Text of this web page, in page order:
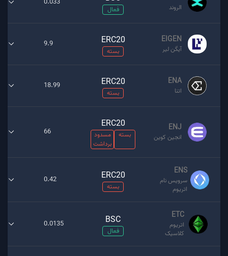
الروند فعال
EIGEN
آیگن لیر
ERC20
بسته
9.9
ENA
اتنا
ERC20
بسته
18.99
ENJ
انجین کوین
ERC20
بسته
مسدود
برداشت
66
ENS
سرویس نام
اتریوم
ERC20
بسته
0.42
ETC
اتریوم
کلاسیک
BSC
فعال
0.0135